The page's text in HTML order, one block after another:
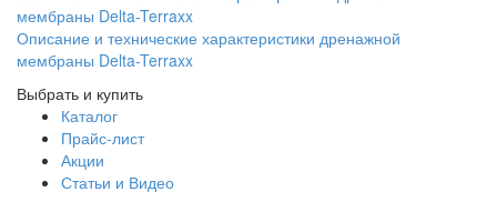
Описание и технические характеристики дренажной
мембраны Delta-Terraxx
Выбрать и купить
Каталог
Прайс-лист
Акции
Статьи и Видео